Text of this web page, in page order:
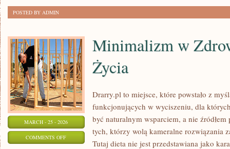
POSTED BY ADMIN
MARCH - 25 - 2026
COMMENTS OFFON
Minimalizm w
Życia
Drarry.pl to miejsce, które powstało z
funkcjonujących w wyciszeniu, dla
być naturalnym wsparciem, a nie
tych, którzy wolą kameralne rozwiązania
Tutaj dieta nie jest przedstawiana jako